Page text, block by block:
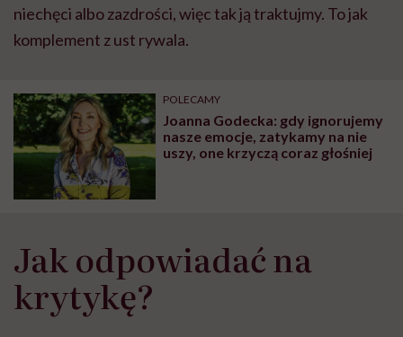
niechęci albo zazdrości, więc tak ją traktujmy. To jak
komplement z ust rywala.
POLECAMY
Joanna Godecka: gdy ignorujemy
nasze emocje, zatykamy na nie
uszy, one krzyczą coraz głośniej
Jak odpowiadać na
krytykę?